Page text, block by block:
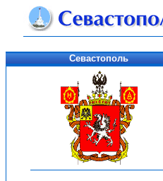
Севастополь